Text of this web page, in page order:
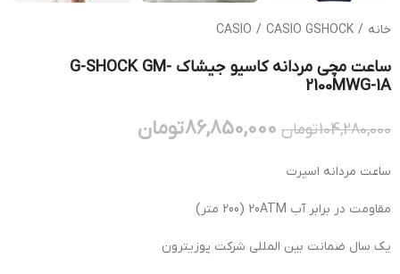
خانه /
CASIO / CASIO GSHOCK
ساعت مچی مردانه کاسیو جیشاک G-SHOCK GM-
2100MWG-1A
104,280,000تومان 86,850,000تومان
ساعت مردانه اسپرت
مقاومت در برابر آب 20ATM (200 متر)
یک سال ضمانت بین المللی شرکت پوزیترون